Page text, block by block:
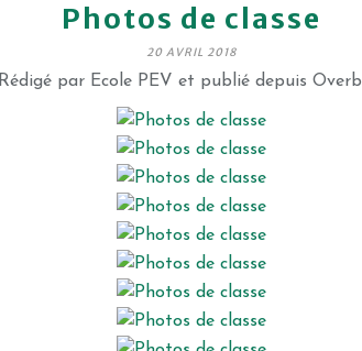
Photos de classe
20 AVRIL 2018
Rédigé par Ecole PEV et publié depuis